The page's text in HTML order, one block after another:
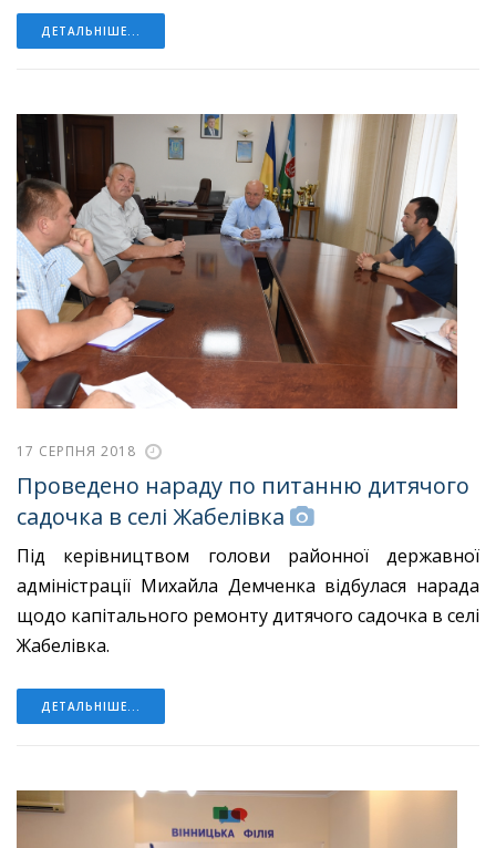
ДЕТАЛЬНІШЕ...
17 СЕРПНЯ 2018
Проведено нараду по питанню дитячого
садочка в селі Жабелівка
Під керівництвом голови районної державної
адміністрації Михайла Демченка відбулася нарада
щодо капітального ремонту дитячого садочка в селі
Жабелівка.
ДЕТАЛЬНІШЕ...